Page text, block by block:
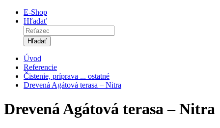
E-Shop
Hľadať
Úvod
Referencie
Čistenie, príprava ... ostatné
Drevená Agátová terasa – Nitra
Drevená Agátová terasa – Nitra